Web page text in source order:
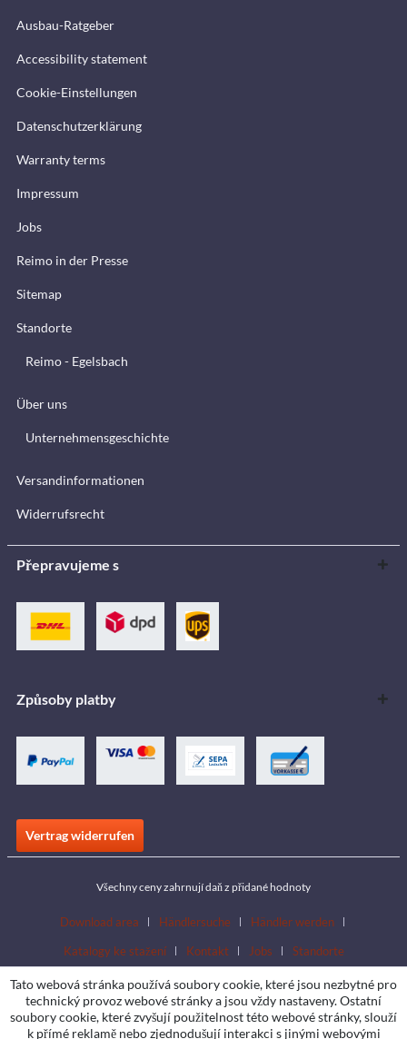
Ausbau-Ratgeber
Accessibility statement
Cookie-Einstellungen
Datenschutzerklärung
Warranty terms
Impressum
Jobs
Reimo in der Presse
Sitemap
Standorte
Reimo - Egelsbach
Über uns
Unternehmensgeschichte
Versandinformationen
Widerrufsrecht
Přepravujeme s
Způsoby platby
Vertrag widerrufen
Všechny ceny zahrnují daň z přidané hodnoty
Download area Händlersuche
Händler werden
Katalogy ke stažení
Kontakt Jobs Standorte
Tato webová stránka používá soubory cookie, které jsou nezbytné pro
technický provoz webové stránky a jsou vždy nastaveny. Ostatní
soubory cookie, které zvyšují použitelnost této webové stránky, slouží
k přímé reklamě nebo zjednodušují interakci s jinými webovými